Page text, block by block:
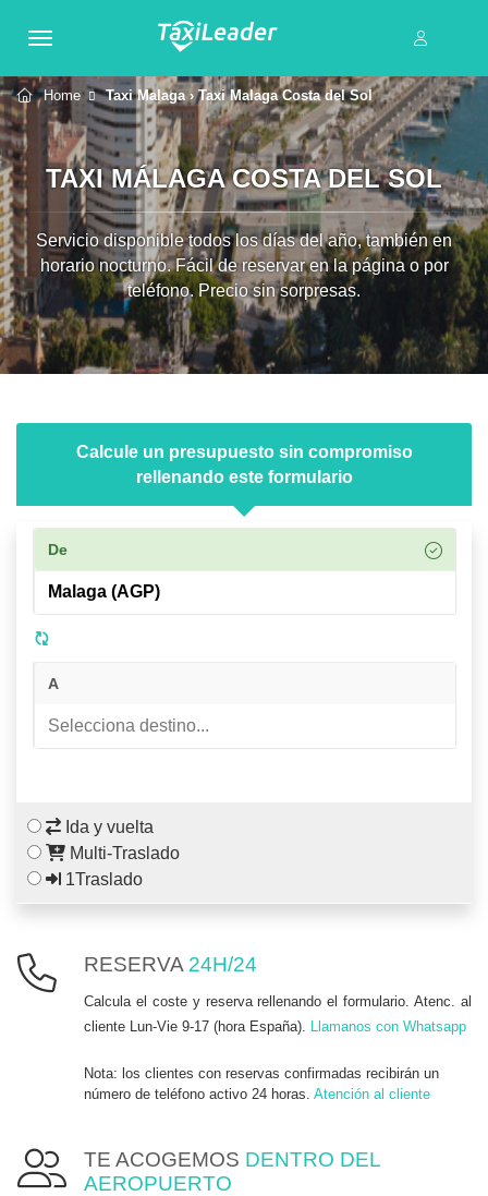
Home Taxi Malaga› Taxi Malaga Costa del Sol
TAXI MÁLAGA COSTA DEL SOL
Servicio disponible todos los días del año, también en
horario nocturno. Fácil de reservar en la página o por
teléfono. Precio sin sorpresas.
Calcule un presupuesto sin compromiso
rellenando este formulario
De
A
Ida y vuelta
Multi-Traslado
1Traslado
RESERVA 24H/24
Calcula el coste y reserva rellenando el formulario. Atenc. al
cliente Lun-Vie 9-17 (hora España).
Llamanos con Whatsapp
Nota: los clientes con reservas confirmadas recibirán un
número de teléfono activo 24 horas. Atención al cliente
TE ACOGEMOS DENTRO DEL
AEROPUERTO